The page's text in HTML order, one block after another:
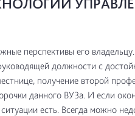
перспективы его
должности с
получение второй
данного ВУЗа. И если
есть. Всегда можно